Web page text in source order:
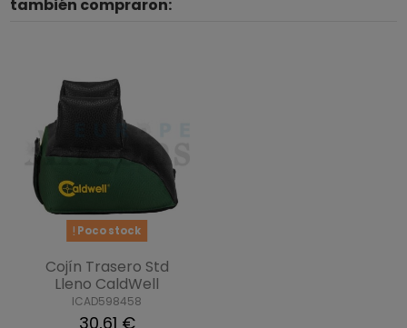
también compraron:
Poco stock
Cojín Trasero Std
Lleno CaldWell
ICAD598458
30,61 €